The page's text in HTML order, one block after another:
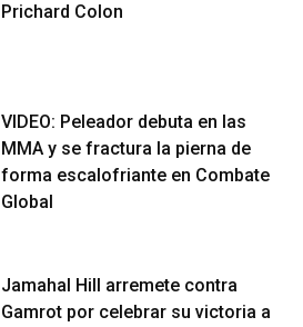
Prichard Colon
VIDEO: Peleador debuta en las
MMA y se fractura la pierna de
forma escalofriante en Combate
Global
Jamahal Hill arremete contra
Gamrot por celebrar su victoria a